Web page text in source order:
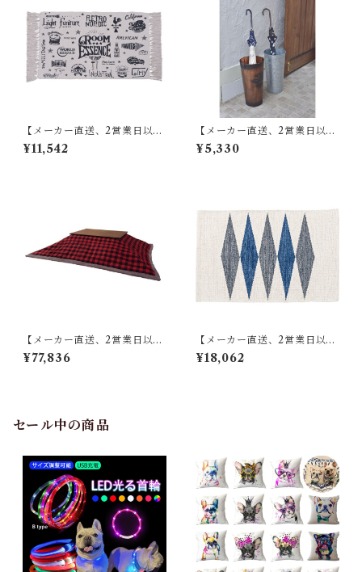
【メーカー直送、2営業日以内
に発送】【6個セット】 東谷
マット W75×D45 RE TTR-13
¥11,542
【メーカー直送、2営業日以内
に発送】東谷 傘立て φ21×H41
ブロンズ/グリーン/アイボリ
¥5,330
【メーカー直送、2営業日以内
に発送】【4個セット】 東谷
薄掛けコタツ布団 長方形 KK-
¥77,836
【メーカー直送、2営業日以内
に発送】【6個セット】 東谷
キッチンマット W50×D80 ブ
¥18,062
セール中の商品